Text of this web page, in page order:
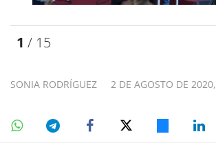
1 / 15
2 DE AGOSTO DE
SONIA RODRÍGUEZ